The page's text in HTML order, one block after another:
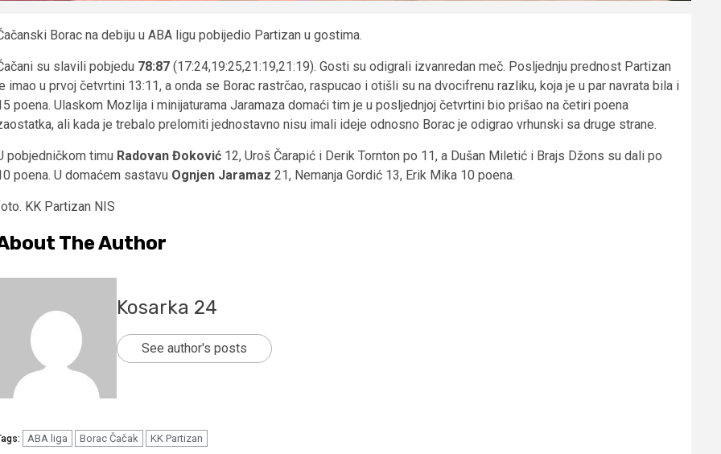
Borac na debiju u ABA ligu pobijedio Partizan u gostima.
su slavili pobjedu 78:87 (17:24,19:25,21:19,21:19). Gosti su odigrali izvanredan meč. Posljednju prednost Partizan
imao u prvoj četvrtini 13:11, a onda se Borac rastrčao, raspucao i otišli su na dvocifrenu razliku, koja je u par navrata bila i
poena. Ulaskom Mozlija i minijaturama Jaramaza domaći tim je u posljednjoj četvrtini bio prišao na četiri poena
ali kada je trebalo prelomiti jednostavno nisu imali ideje odnosno Borac je odigrao vrhunski sa druge strane.
pobjedničkom timu Radovan Đoković 12, Uroš Čarapić i Derik Tornton po 11, a Dušan Miletić i Brajs Džons su dali po
poena. U domaćem sastavu Ognjen Jaramaz 21, Nemanja Gordić 13, Erik Mika 10 poena.
KK Partizan NIS
The Author
Kosarka 24
See author's posts
ABA liga Borac Čačak KK Partizan